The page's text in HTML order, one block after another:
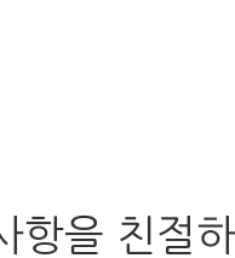
항을 친절